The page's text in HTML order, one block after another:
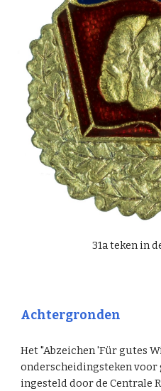
31a teken in
Achtergronden
Het "Abzeichen 'Für gutes
onderscheidingsteken voor
ingesteld door de Centrale